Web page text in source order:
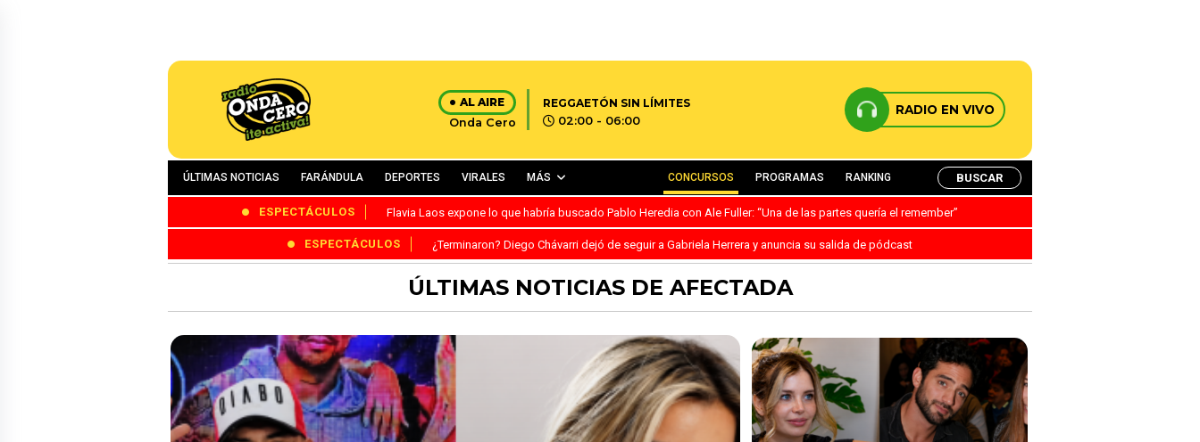
AL AIRE
Onda Cero
REGGAETÓN SIN LÍMITES
02:00 - 06:00
RADIO EN VIVO
ÚLTIMAS NOTICIAS FARÁNDULA DEPORTES VIRALES MÁS CONCURSOS PROGRAMAS RANKING BUSCAR
ESPECTÁCULOS Flavia Laos expone lo que habría buscado Pablo Heredia con Ale Fuller: “Una de las partes quería el remember”
ESPECTÁCULOS ¿Terminaron? Diego Chávarri dejó de seguir a Gabriela Herrera y anuncia su salida de pódcast
ÚLTIMAS NOTICIAS DE AFECTADA